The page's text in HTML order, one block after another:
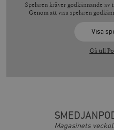
Spelaren kräver godkännande av
Genom att visa spelaren
Visa
Gå till
Magasinets